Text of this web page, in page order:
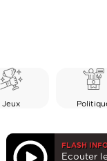
Jeux
FLASH
Ecouter